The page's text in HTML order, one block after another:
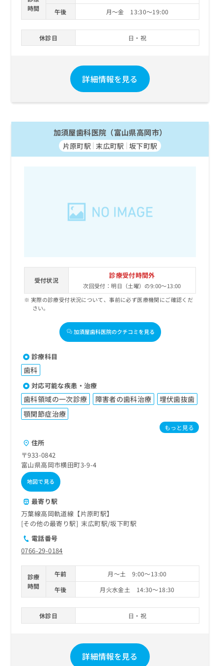
時間
午後
月～金 13:30～19:00
休診日 日・祝
詳細情報を見る
加須屋歯科医院（富山県高岡市）
片原町駅 末広町駅 坂下町駅
受付状況
診療受付時間外
次回受付：明日（土曜）の9:00～13:00
実際の診療受付状況について、事前に必ず医療機関にご確認くだ
さい。
加須屋歯科医院のクチコミを見る
診療科目
歯科
対応可能な疾患・治療
歯科領域の一次診療 障害者の歯科治療
埋伏歯抜歯
顎関節症治療
もっと見る
住所
〒933-0842
富山県高岡市横田町3-9-4
地図で見る
最寄り駅
万葉線高岡軌道線【片原町駅】
その他の最寄り駅
末広町駅 坂下町駅
電話番号
0766-29-0184
診療
時間
午前
月～土 9:00～13:00
午後
月火水金土 14:30～18:30
休診日 日・祝
詳細情報を見る